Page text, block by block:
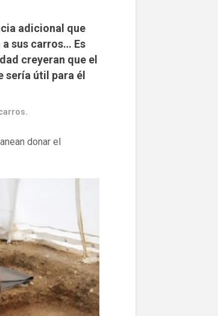
adicional que
sus carros… Es
creyeran que el
sería útil para él
donar el